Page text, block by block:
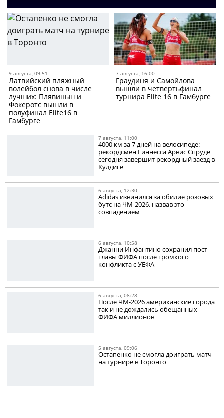
9 августа, 09:51
Латвийский пляжный
волейбол снова в числе
лучших: Плявиньш и
Фокеротс вышли в
полуфинал Elite16 в
Гамбурге
7 августа, 16:00
Граудиня и Самойлова
вышли в четвертьфинал
турнира Elite 16 в Гамбурге
7 августа, 11:00
4000 км за 7 дней на велосипеде:
рекордсмен Гиннесса Арвис Спруде
сегодня завершит рекордный заезд в
Кулдиге
6 августа, 12:30
Adidas извинился за обилие розовых
бутс на ЧМ-2026, назвав это
совпадением
6 августа, 10:58
Джанни Инфантино сохранил пост
главы ФИФА после громкого
конфликта с УЕФА
6 августа, 08:28
После ЧМ-2026 американские города
так и не дождались обещанных
ФИФА миллионов
5 августа, 09:06
Остапенко не смогла доиграть матч
на турнире в Торонто